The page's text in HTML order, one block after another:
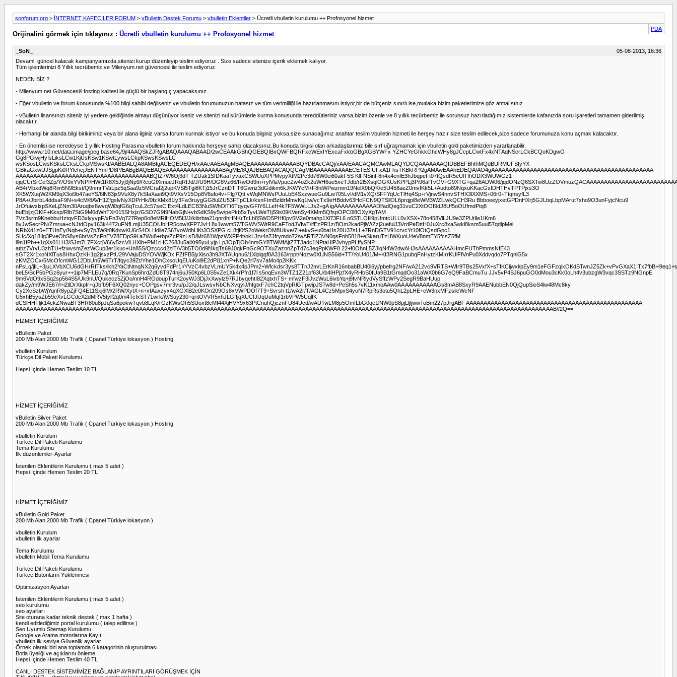
sonforum.org > İNTERNET KAFECİLER FORUM > vBulletin Destek Forumu > vbulletin Eklentiler > Ücretli vbulletin kurulumu ++ Profosyonel hizmet
PDA
Orijinalini görmek için tıklayınız : Ücretli vbulletin kurulumu ++ Profosyonel hizmet
_SoN_
05-08-2013, 16:36
Devamlı güncel kalacak kampanyamızda,sitenizi kurup düzenleyip teslim ediyoruz . Size sadece sitenize içerik eklemek kalıyor.
Tüm işlemlerinizi 8 Yıllık tecrübemiz ve Milenyum.net güvencesi ile teslim ediyoruz.
NEDEN BİZ ?
- Milenyum.net Güvencesi/Hosting kalitesi ile güçlü bir başlangıç yapacaksınız.
- Eğer vbulletin ve forum konusunda %100 bilgi sahibi değilseniz ve vbulletin forumunuzun hatasız ve tüm verimliliği ile hazırlanmasını istiyor,bir de bütçeniz sınırlı ise,mutlaka bizim paketlerimize göz atmalısınız.
- vBulletin lisansınızı siteniz iyi yerlere geldiğinde almayı düşünüyor iseniz ve sitenizi nul sürümlerle kurma konusunda tereddütleriniz varsa,bizim özenle ve 8 yıllık tecürbemiz ile sorunsuz hazırladığımız sistemlerde kafanızda soru işaretleri tamamen giderilmiş
olacaktır.
- Herhangi bir alanda bilgi birikiminiz veya bir alana ilginiz varsa,forum kurmak istiyor ve bu konuda bilginiz yoksa,size sunacağımız anahtar teslim vbulletin hizmeti ile herşey hazır size teslim edilecek,size sadece forumunuza konu açmak kalacaktır.
- En önemlisi ise neredeyse 1 yıllık Hosting Parasına vbulletin forum hakkında herşeye sahip olacaksınız.Bu konuda bilgisi olan arkadaşlarımız bile sırf uğraşmamak için vbulletin gold paketimizden yararlanabilir.
http://www.r10.net/data:image/jpeg;base64,/9j/4AAQSkZJRgABAQAAAQABAAD/2wCEAAkGBhQGEBQIBxQWFBQRFxcWExIYExcaFxkbGBgXGBYWFx YZHCYeGhkkGhcWHy8gJCcpLCwtFx4xNTAqNScrLCkBCQoKDgwO
Gg8PGiwjHyIsLiksLCw1KjUsKSw1KSwtLywsLCkpKSwsKSwsLC
wsKSosLCwsKSksLCksLCkpMSwsKf/AABEIALQA8AMBIgACEQEDEQH/xAAcAAEAAgMBAQEAAAAAAAAAAAAABQYDBAcCAQj/xAA/EAACAQMCAwMLAQYDCQAAAAAAAQIDBBEFBhIhMQdBURMUFSIyYX
GBkaGxwUJSgpKi0RYlchcjJENTYmPD8P/EABgBAQEBAQEAAAAAAAAAAAAAAAABAgME/8QAJBEBAQACAQQCAgMBAAAAAAAAAAECETESIUFxA1FhsTKBkRP/2gAMAwEAAhEDEQA/AO4gAAAAAAAAAAAAAAAAAAAAAAAAAAAAAAAAAAAAAAAAAAAAAA
AAAAAAAAAAAAAAAAAAAAAAAAAAAAAAAAAAAAAABQtZ7W6Oj3dT TZUak1SfDKaaTyvaxCSWUuXPPMvpyXtM2Pc3d76W0ei60akF5S KlFNSinF8n4x4enfE3hJbqpeFt07tQsdR5eUlTfhODX3WUWGz1
ejqCUrSrCef3Zp/Y/O9xYVNPf/HWt1R8X5Jyj9jNp9/RcuGlXimueJRqRfJd/J/U9H/DG8Vz66/RwOd9m+rylVlaVpucZw4oZk2uWH6ue5xeTJdb/r2l5XsqlOGKUsKPPLj3Pi96afTvOV+G9XTG+qa26ADW06/
AB4rVlbxdWq8Rim5N9Ekst/Q9nmrTVaLpz5qSaa9z5MCraf2j2upKVSl5Tgi8KTj15JrCznDT T6Gwriz3dGdikm6kJKWYcM+F8niWPwzmm19NelX9bQK/e5U458aeZ0mvfKk5L+Audto89NqxuKKacGsfDHTHvTPTPjxs3O
XK5WXuqW2KM9qX3oi9b47aeYS/6lN83jx9VuX8y7kSfaXaei9Qt9VXsV15Op8V6ufo4v+Flg7Qtt vWqMNWsPUuLbE4SxzwueGu9Lw705LvI/dM1vXQ/SFFYqUcTlHq4Sp+rVjnwS4nnvSTHX3lXXMS+06r0+TtqnsyfL3
P8A+/JbirbL4ddsaF9N+s4cM/8AVH1ZfgslvNyXDPrHk/0fzXMx81ly3Fw3ruygGG8ulZU53FTpCLk/ksnFtmBzldrMmvKq1lw/vcTx9eHBddv63HcFCN9QTSllOL6prqjpl8eWM3WZlLwkQCH3Ru BbboeeyjxetGPDnHXrj5GJLbqLbpMArut7xho9O3unFyjcNcu9
JrOfuiwxlxpSXeLjZNm30Aruqbs8wvqWi0qfG6qTcuL2c57seC Ext4LdLECB3NuSWhOlTt6TqyqvGFlY6LLeH4k7F5WWLLJs2+gA igAAAAAAAAAAAADlfadQeg31vuC2XtOOf9dJ8Uf5oOUfmdPtq8
buEbijzjOKlF+Kksp/Rlb7StG9M6dWhTXr015SHxjz/GSO7G9f9NabGjN+vbSdKS9y5w/pePkb5xTyvLWeTIjS9s09KVenSy4XMm5QfspOPC0l8OXyXgTAM
7Vz3srm9KnebbuHztqvFD3xlyyvpF/xFn3Vq727Rep0o8eMRlHOM5fJ/J/kibrbta21qnrdhHNKrTcLh8SWO5PHf0pv5M2e0mahp1Xi73FL6 o6STLOfli9pUmtcULL0vXSX+78o458VlLJU9e3ZPUtIle1IKm6
8vJwSecrPN/Zmrua+cNJtdOpv163k4472uFNfLmjU35COlUbHR5cowXFP7JvH 8x1wwm57/TGWVSWtR9CaFTodJVIwT/ifEzPR1z/BOm2kadPjlW/Zzj2uefuiJ3VrdPeDttH0JuXrc8xaSwkl8ksm5uul57qdlpMel
NRbXd1z0+ETUnEy/Nqb+vSy7p3W9t0KdxwKU6rS4OLHdlle7S67voWdhLlKtJOSXPG cL8tjf0fS2oWekrOM8Ukve/7I+akvS+u0baHs20U37sLL+7RnDGTV91crvcYt10fOtQsdGpc1
SUc/Xq18Ilg3PveOhS8ys6brVsZcFnEV78EDpS9La7Wu8+rbp/ZcP9zLsD/Mr681WpzWXFP4t/okLJrv4n7Jfrymdo72/wARTlZ3VN0qsFnh5818+eSkaruTzHWKuoU4eV8nmEY5fcsZ5fM
l9n1fPb++1qXs01LH3/SJm7L7FXcrjV66y5zcVlLHXib+PM1rHC268Ju5aiXt95yuLyjp LpJOpTjOb4nmGY8TWMfAjtZ7TJadc1NPtaHlPJvhypPLffySNP
atbz7VrvU3zhTU+fzwvsmZezWCup3er1kuc+Un85S/Qzcccd2ziT/V3b5TO0d9f4kqTs69J0qkFnGc9OTXuZaznnZpTd7c3eqPpKWF8 22+f0OhnL5ZJlqN4W2dwAHJsAAAAAAAAAAHmcFUThPmmsNfE43
sGT2Xr1xoNXlTus8HhxQzKH1g2jsxzPtU29VVajuDSYOVWjKDx FZfFB5jyXiso3h9JXTAUqnu6/1Xlplgqf8A3163/rppt/Nozw0XUNS56ld+TT/YoU401/M+Kf3RNG1pubqFnHytzKMIrrKUlFfVnPu0Xddvqdo7PTqnlG5x
zKMZOCx/5McOfcmWG12DbUn5W6TrT/fqyc39Zt/Yhe1OhCxsoUqEUuKol9E2dPi11xnP+NQe2rl7sv7aMo4p2lKKx
nPsLq/jIlL+3juLXVbXCU6dGHrRfTks/lkh2YaCtNtnqNX2q6yvdFdPr1I/YVzC4vbzVLmUY5k4x4pJPm2+Wfckdsr3ys8TTnJ2m/LErKnR16nbabBU40l6yj/pbefrg2NF/wA212vc9VRTS+WIr9TBs25VxfX+sTfKCljwxl/pEy9m1eFGFzqlxOKdSTwnJZ5Zk+vPvGXaX1ITx7fbB+l9eq1+s
beL5/BcP5bPGz6yur++1ip7MFLEu7q/0Rq7KunSp6hrdZdU8T974nj6uJ50Kp6L0S5vZe1Xk4rPfn1f7l s5nqEvn3WTZ1Z21pf63U/b4lHPjzfX4yRHbS0fUa9B1tGmqdOo31aWX0b6G7eQ9FaBCmuTu JJv5vP4SJ6puGO0dMou3cKk0oLh4v3ubzgW3vqc3SSTz9NGnpE
9m6VdO9x5Sq2sp564S5/Uk9nU/Qukecz5ZjOo/nnH4RGdoupTurK2oyWJ3DjJxXwylz97RJbyqehtI82XqtxhTS+ mfwzF3lJvzWuL6ivbYq+j9IvNRlydVySffzWPy2SegR9BaHUup
dakZy/m9WJE67/l+i2tlDrXkpfr+qJbfb9F6XQ02nyc+COPgsv7mr3vu/pJ2/qJLswsvNbCNXvqylJ/hfgtxF7chC2tqVpRlGTpwipJSTw8d+PeSh5s7vK11xmoAAw0AA AAAAAAAAAGs8mAB8SxyR9AAENubbEN0QjQupSioS4lw48Mc8ky
Cy2XcSzbWjYqnR8ypZjFQ4E11Sxj6lM/2RW/XytX+n+xfAaxzyx4qXGXlB2e0KOn209Os8xVWPDOf7T9+Svrsh t1/wA2r/T/AGL4Cz5MpxS4yoN7RpRs3otu5QhL2pLHE+eW3nxMFzsilcWcNF
U5xhB5ysZb59eXvLGCdeX2dMRV5tylf2q0m4TcIxST71wrk/iV/Suy230+qritOVVR5xhJLGffjqXUCfJlJqUuMqI1rbVPW5UqlfK
dCSlHHTljk14ckZNwaBT3HR80u8pJqSa6pokwTqvb8LqK/rGzKWsOh5SUoxt8cMI44XjHVY9x63PtCnuhQjcznFU84Ucd/wAUTwLM8p5OmILbG0qe1lNW0pS8pjLljljwwToBm227pJrgABF AAAAAAAAAAAAAAAAAAAAAAAAAAAAAAAAAAAAAAAAAAAAAAAAAA
AAAAAAAAAAAAAAAAAAAAAAAAAAAAAAAAAAAAAAAAAAAAAAAAAA AAAAAAAAAAAAAAAAAAAAAAAAAAAAAAAAAAAAAAAAAAAAAAAAAA AAAAAAAAAAAAAAAAAAAAAAAAAAAAAAAAAAAAAAAAAAAAAAAAAA AAB//2Q==
HİZMET İÇERİĞİMİZ
vBulletin Paket
200 Mb Alan 2000 Mb Trafik ( Cpanel Türkiye lokasyon ) Hosting
vbulletin Kurulum
Türkçe Dil Paketi Kurulumu
Hepsi İçinde Hemen Teslim 10 TL
HİZMET İÇERİĞİMİZ
vBulletin Silver Paket
200 Mb Alan 2000 Mb Trafik ( Cpanel Türkiye lokasyon ) Hosting
vbulletin Kurulum
Türkçe Dil Paketi Kurulumu
Tema Kurulumu
İlk düzenlemler-Ayarlar
İstenilen Eklentilerin Kurulumu ( max 5 adet )
Hepsi İçinde Hemen Teslim 20 TL
HİZMET İÇERİĞİMİZ
vBulletin Gold Paket
200 Mb Alan 2000 Mb Trafik ( Cpanel Türkiye lokasyon )
vbulletin Kurulum
vbulletin ilk ayarlar
Tema Kurulumu
vbulletin Mobil Tema Kurulumu
Türkçe Dil Paketi Kurulumu
Türkçe Butonların Yüklenmesi
Optimizasyon Ayarları
İstenilen Eklentilerin Kurulumu ( max 5 adet )
seo kurulumu
seo ayarları
Site oturana kadar teknik destek ( max 1 hafta )
kendi editlediğimiz portal kurulumu ( talep edilirse )
Seo Uyumlu Sitemap Kurulumu
Google ve Arama motorlarına Kayıt
vbulletin ilk seviye Güvenlik ayarları
Örnek olarak biri ana toplamda 6 katagorinin oluşturulması
Botla üyeliği ve açıklarını önleme
Hepsi İçinde Hemen Teslim 40 TL
CANLI DESTEK SİSTEMİMİZE BAĞLANIP AYRINTILARI GÖRÜŞMEK İÇİN